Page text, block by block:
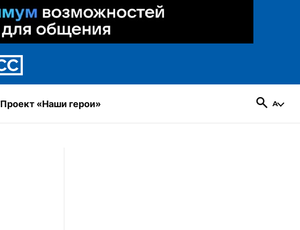
Проект «Наши герои»